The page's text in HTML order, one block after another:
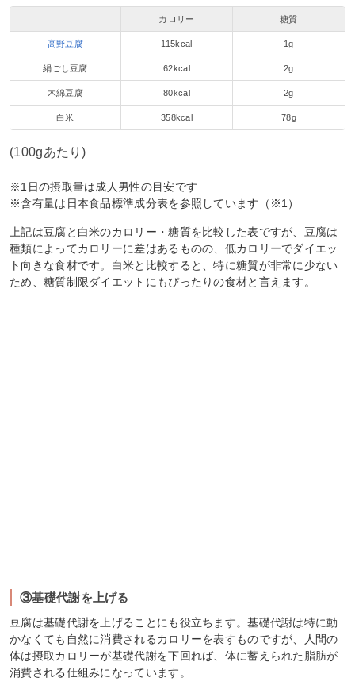
カロリー 糖質
高野豆腐 115kcal 1g
絹ごし豆腐 62kcal 2g
木綿豆腐 80kcal 2g
白米 358kcal 78g
(100gあたり)
※1日の摂取量は成人男性の目安です
※含有量は日本食品標準成分表を参照しています（※1）
上記は豆腐と白米のカロリー・糖質を比較した表ですが、豆腐は
種類によってカロリーに差はあるものの、低カロリーでダイエッ
ト向きな食材です。白米と比較すると、特に糖質が非常に少ない
ため、糖質制限ダイエットにもぴったりの食材と言えます。
③基礎代謝を上げる
豆腐は基礎代謝を上げることにも役立ちます。基礎代謝は特に動
かなくても自然に消費されるカロリーを表すものですが、人間の
体は摂取カロリーが基礎代謝を下回れば、体に蓄えられた脂肪が
消費される仕組みになっています。